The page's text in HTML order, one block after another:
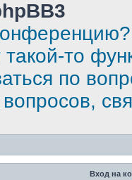
то
по
Вход на